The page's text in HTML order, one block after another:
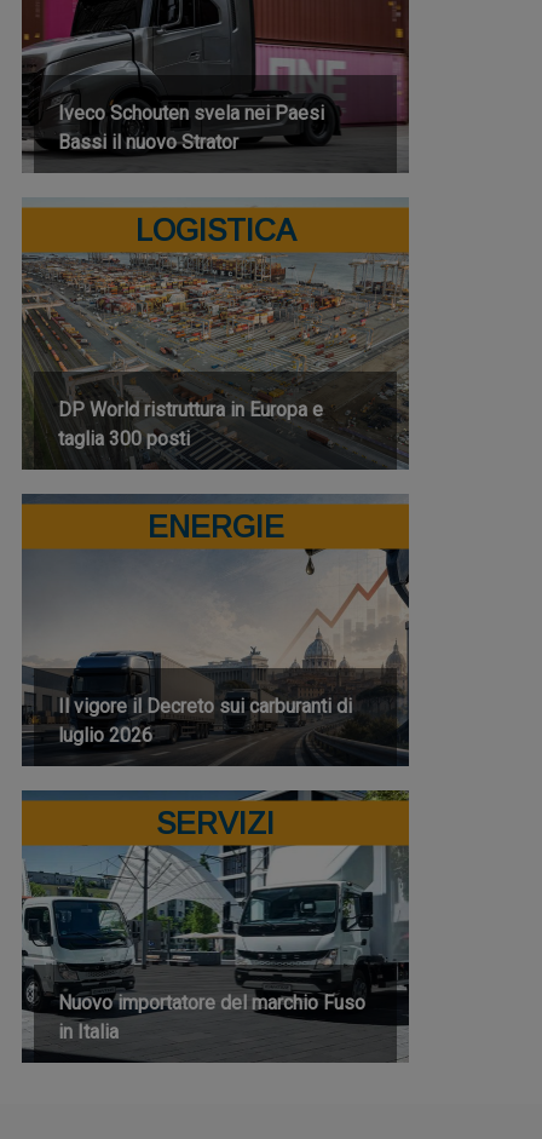
Iveco Schouten svela nei Paesi
Bassi il nuovo Strator
LOGISTICA
DP World ristruttura in Europa e
taglia 300 posti
ENERGIE
Il vigore il Decreto sui carburanti di
luglio 2026
SERVIZI
Nuovo importatore del marchio Fuso
in Italia